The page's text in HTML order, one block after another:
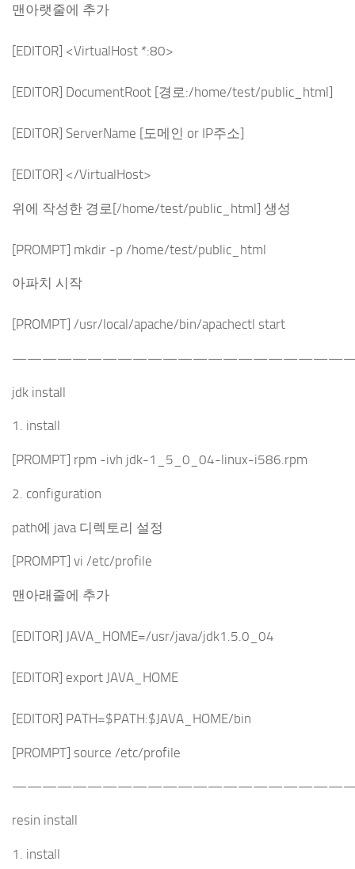
맨아랫줄에 추가
[EDITOR] <VirtualHost *:80>
[EDITOR] DocumentRoot [경로:/home/test/public_html]
[EDITOR] ServerName [도메인 or IP주소]
[EDITOR] </VirtualHost>
위에 작성한 경로[/home/test/public_html] 생성
[PROMPT] mkdir -p /home/test/public_html
아파치 시작
[PROMPT] /usr/local/apache/bin/apachectl start
jdk install
1. install
[PROMPT] rpm -ivh jdk-1_5_0_04-linux-i586.rpm
2. configuration
path에 java 디렉토리 설정
[PROMPT] vi /etc/profile
맨아래줄에 추가
[EDITOR] JAVA_HOME=/usr/java/jdk1.5.0_04
[EDITOR] export JAVA_HOME
[EDITOR] PATH=$PATH:$JAVA_HOME/bin
[PROMPT] source /etc/profile
resin install
1. install